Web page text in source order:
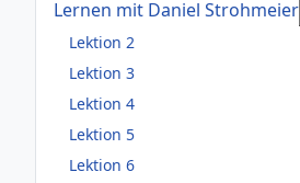
Lernen mit Daniel Strohmeier
Lektion 2
Lektion 3
Lektion 4
Lektion 5
Lektion 6